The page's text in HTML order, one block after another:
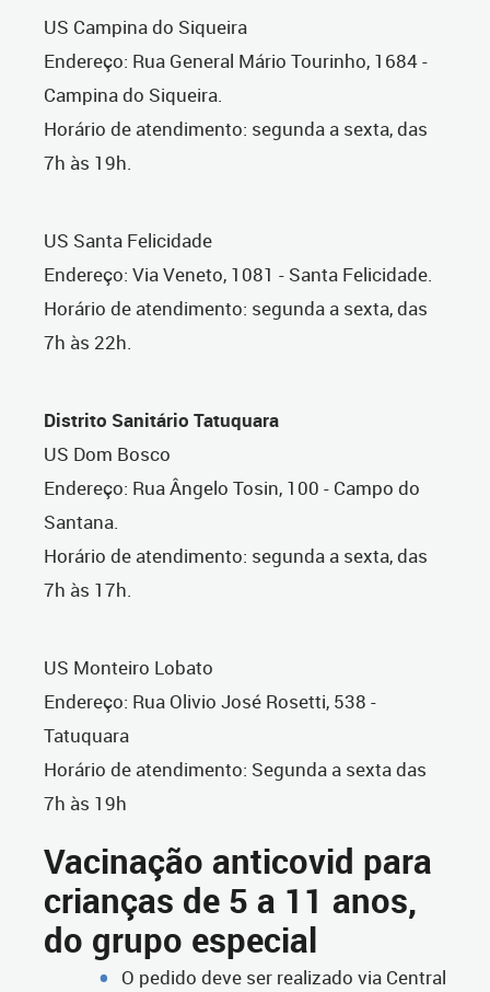
US Campina do Siqueira
Endereço: Rua General Mário Tourinho, 1684 -
Campina do Siqueira.
Horário de atendimento: segunda a sexta, das
7h às 19h.
US Santa Felicidade
Endereço: Via Veneto, 1081 - Santa Felicidade.
Horário de atendimento: segunda a sexta, das
7h às 22h.
Distrito Sanitário Tatuquara
US Dom Bosco
Endereço: Rua Ângelo Tosin, 100 - Campo do
Santana.
Horário de atendimento: segunda a sexta, das
7h às 17h.
US Monteiro Lobato
Endereço: Rua Olivio José Rosetti, 538 -
Tatuquara
Horário de atendimento: Segunda a sexta das
7h às 19h
Vacinação anticovid para
crianças de 5 a 11 anos,
do grupo especial
O pedido deve ser realizado via Central